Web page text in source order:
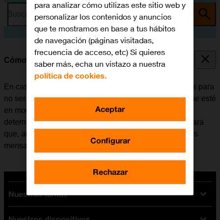
Busca por problema o tema
Cómo utilizar la función de "No molestar"
En caso de no querer recibir mensajes ni notificaciones para
no ser molestado, se puede configurar la tablet para que esté
en modo silencioso durante un período de tiempo
determinado. Además, es posible configurar la tablet para
que, aun estando en modo silencioso, se puedan oír los
mensajes de ciertos contactos.
Nuestras tarifas
para analizar cómo utilizas este sitio web y
personalizar los contenidos y anuncios
que te mostramos en base a tus hábitos
de navegación (páginas visitadas,
frecuencia de acceso, etc) Si quieres
saber más, echa un vistazo a nuestra
política de cookies.
Configurar
Rechazar
Aceptar